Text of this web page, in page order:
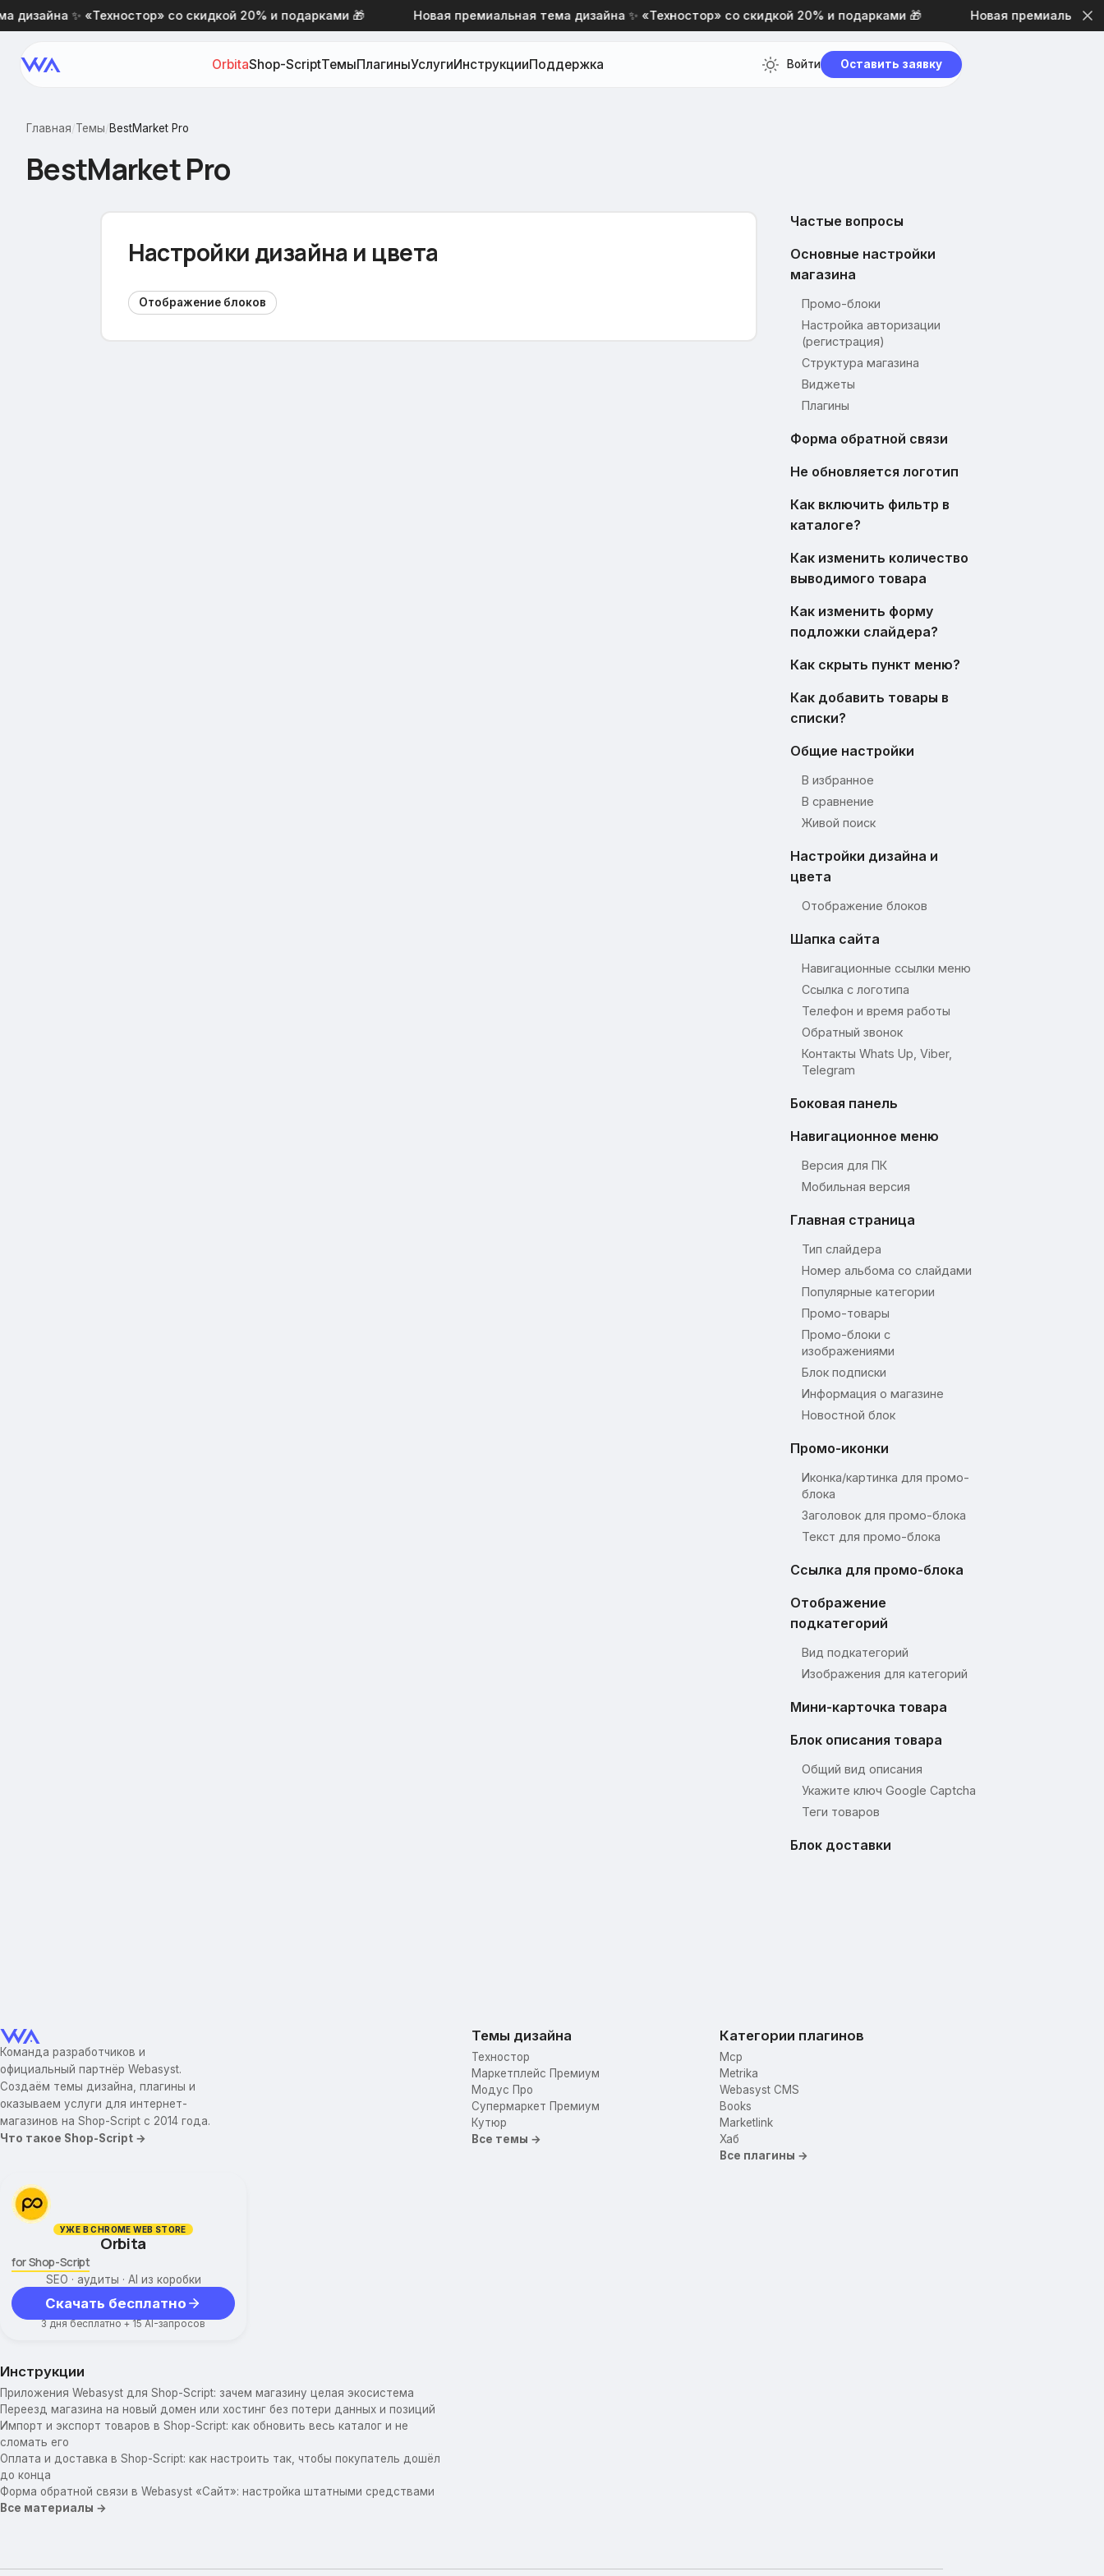
✨ «Техностор» со скидкой 20% и подарками 🎁 Новая премиальная тема дизайна ✨ «Техностор» со скидкой 20% и подарками 🎁 Новая премиальная
OrbitaShop-ScriptТемыПлагиныУслугиИнструкцииПоддержка Войти Оставить заявку
Главная/Темы/BestMarket Pro
BestMarket Pro
Частые вопросы
Основные настройки
магазина
Промо-блоки
Настройка авторизации
(регистрация)
Структура магазина
Виджеты
Плагины
Форма обратной связи
Не обновляется логотип
Как включить фильтр в
каталоге?
Как изменить количество
выводимого товара
Как изменить форму
подложки слайдера?
Как скрыть пункт меню?
Как добавить товары в
списки?
Общие настройки
В избранное
В сравнение
Живой поиск
Настройки дизайна и
цвета
Отображение блоков
Шапка сайта
Навигационные ссылки меню
Ссылка с логотипа
Телефон и время работы
Обратный звонок
Контакты Whats Up, Viber,
Telegram
Боковая панель
Навигационное меню
Версия для ПК
Мобильная версия
Главная страница
Тип слайдера
Номер альбома со слайдами
Популярные категории
Промо-товары
Промо-блоки с
изображениями
Блок подписки
Информация о магазине
Новостной блок
Промо-иконки
Иконка/картинка для промо-
блока
Заголовок для промо-блока
Текст для промо-блока
Ссылка для промо-блока
Отображение
подкатегорий
Вид подкатегорий
Изображения для категорий
Мини-карточка товара
Блок описания товара
Общий вид описания
Укажите ключ Google Captcha
Теги товаров
Блок доставки
Настройки дизайна и цвета
Отображение блоков
Команда разработчиков и
официальный партнёр Webasyst.
Создаём темы дизайна, плагины и
оказываем услуги для интернет-
магазинов на Shop-Script с 2014 года.
Что такое Shop-Script →
УЖЕ В CHROME WEB STORE
Orbita
for Shop-Script
SEO · аудиты · AI из коробки
Скачать бесплатно
3 дня бесплатно + 15 AI-запросов
Темы дизайна
Техностор
Маркетплейс Премиум
Модус Про
Супермаркет Премиум
Кутюр
Все темы →
Категории плагинов
Mcp
Metrika
Webasyst CMS
Books
Marketlink
Хаб
Все плагины →
Инструкции
Приложения Webasyst для Shop-Script: зачем магазину целая экосистема
Переезд магазина на новый домен или хостинг без потери данных и позиций
Импорт и экспорт товаров в Shop-Script: как обновить весь каталог и не
сломать его
Оплата и доставка в Shop-Script: как настроить так, чтобы покупатель дошёл
до конца
Форма обратной связи в Webasyst «Сайт»: настройка штатными средствами
Все материалы →